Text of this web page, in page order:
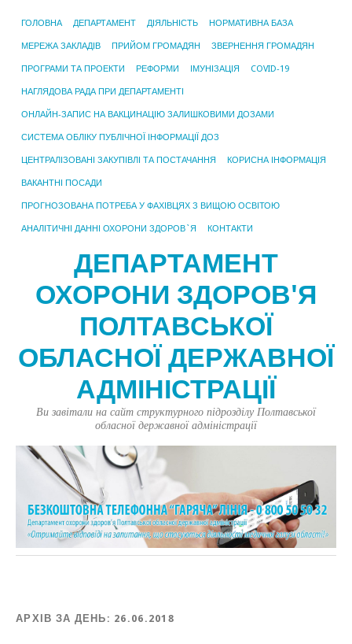
ГОЛОВНА ДЕПАРТАМЕНТ ДІЯЛЬНІСТЬ НОРМАТИВНА БАЗА
МЕРЕЖА ЗАКЛАДІВ ПРИЙОМ ГРОМАДЯН ЗВЕРНЕННЯ ГРОМАДЯН
ПРОГРАМИ ТА ПРОЕКТИ РЕФОРМИ ІМУНІЗАЦІЯ COVID-19
НАГЛЯДОВА РАДА ПРИ ДЕПАРТАМЕНТІ
ОНЛАЙН-ЗАПИС НА ВАКЦИНАЦІЮ ЗАЛИШКОВИМИ ДОЗАМИ
СИСТЕМА ОБЛІКУ ПУБЛІЧНОЇ ІНФОРМАЦІЇ ДОЗ
ЦЕНТРАЛІЗОВАНІ ЗАКУПІВЛІ ТА ПОСТАЧАННЯ КОРИСНА ІНФОРМАЦІЯ
ВАКАНТНІ ПОСАДИ
ПРОГНОЗОВАНА ПОТРЕБА У ФАХІВЦЯХ З ВИЩОЮ ОСВІТОЮ
АНАЛІТИЧНІ ДАННІ ОХОРОНИ ЗДОРОВ`Я КОНТАКТИ
ДЕПАРТАМЕНТ
ОХОРОНИ ЗДОРОВ'Я
ПОЛТАВСЬКОЇ
ОБЛАСНОЇ ДЕРЖАВНОЇ
АДМІНІСТРАЦІЇ
Ви завітали на сайт структурного підрозділу Полтавської
обласної державної адміністрації
АРХІВ ЗА ДЕНЬ: 26.06.2018